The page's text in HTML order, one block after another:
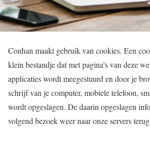
Conhan maakt gebruik van cookies. Een
klein bestandje dat met pagina’s van deze
applicaties wordt meegestuurd en door je
schrijf van je computer, mobiele telefoon,
wordt opgeslagen. De daarin opgeslagen
volgend bezoek weer naar onze servers